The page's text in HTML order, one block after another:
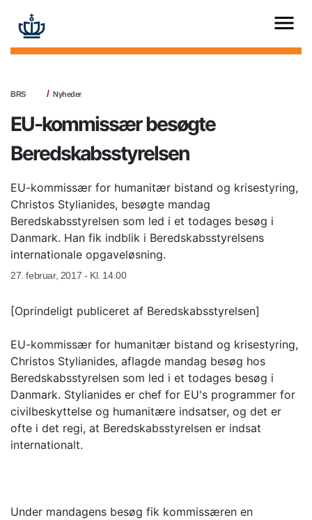
BRS Nyheder
EU-kommissær besøgte
Beredskabsstyrelsen
EU-kommissær for humanitær bistand og krisestyring,
Christos Stylianides, besøgte mandag
Beredskabsstyrelsen som led i et todages besøg i
Danmark. Han fik indblik i Beredskabsstyrelsens
internationale opgaveløsning.
27. februar, 2017 - Kl. 14.00
[Oprindeligt publiceret af Beredskabsstyrelsen]
EU-kommissær for humanitær bistand og krisestyring,
Christos Stylianides, aflagde mandag besøg hos
Beredskabsstyrelsen som led i et todages besøg i
Danmark. Stylianides er chef for EU's programmer for
civilbeskyttelse og humanitære indsatser, og det er
ofte i det regi, at Beredskabsstyrelsen er indsat
internationalt.
Under mandagens besøg fik kommissæren en